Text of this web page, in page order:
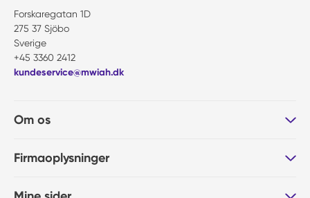
Forskaregatan 1D
275 37 Sjöbo
Sverige
+45 3360 2412
kundeservice@mwiah.dk
Om os
Firmaoplysninger